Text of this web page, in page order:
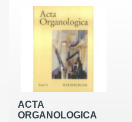
ACTA
ORGANOLOGICA